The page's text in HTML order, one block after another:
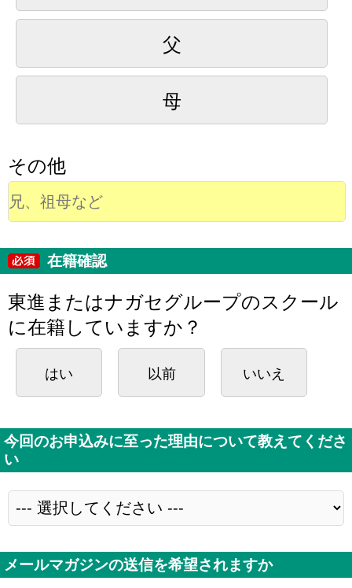
父
母
その他
在籍確認
東進またはナガセグループのスクール
に在籍していますか？
はい 以前 いいえ
今回のお申込みに至った理由について教えてくださ
い
メールマガジンの送信を希望されますか